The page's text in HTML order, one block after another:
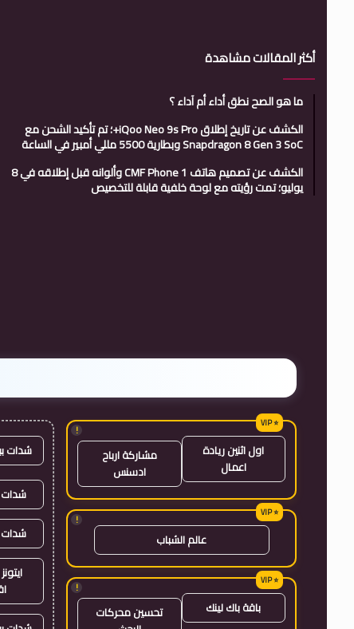
أكثر المقالات مشاهدة
ما هو الصح نطق أداء أم آداء ؟
الكشف عن تاريخ إطلاق iQoo Neo 9s Pro+؛ تم تأكيد الشحن مع
Snapdragon 8 Gen 3 SoC وبطارية 5500 مللي أمبير في الساعة
الكشف عن تصميم هاتف CMF Phone 1 وألوانه قبل إطلاقه في 8
يوليو؛ تمت رؤيته مع لوحة خلفية قابلة للتخصيص
!
اول اثنين ريادة
اعمال
مشاركة ارباح
ادسنس
!
عالم الشباب
!
باقة باك لينك
تحسين محركات
شدات
شدات
شدات